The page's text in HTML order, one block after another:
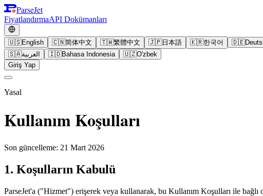
ParseJet
FiyatlandırmaAPI Dokümanları
🇺🇸English 🇨🇳简体中文 🇹🇼繁體中文 🇯🇵日本語 🇰🇷한국어 🇩🇪
🇸🇦العربية 🇮🇩Bahasa Indonesia 🇺🇿O'zbek
Giriş Yap
Yasal
Kullanım Koşulları
Son güncelleme: 21 Mart 2026
1. Koşulların Kabulü
ParseJet'a ("Hizmet") erişerek veya kullanarak, bu Kullanım Koşulları ile